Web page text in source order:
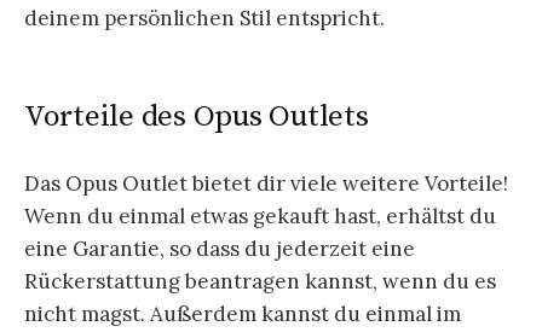
deinem persönlichen Stil entspricht.
Vorteile des Opus Outlets
Das Opus Outlet bietet dir viele weitere Vorteile!
Wenn du einmal etwas gekauft hast, erhältst du
eine Garantie, so dass du jederzeit eine
Rückerstattung beantragen kannst, wenn du es
nicht magst. Außerdem kannst du einmal im